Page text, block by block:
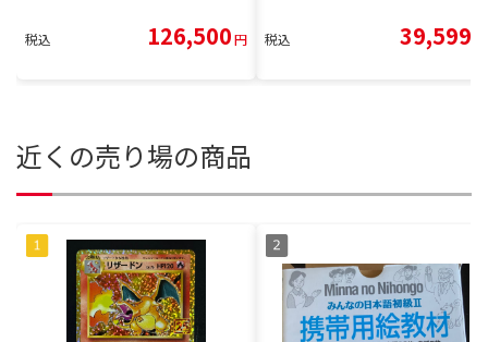
税込 126,500円 税込 39,599
近くの売り場の商品